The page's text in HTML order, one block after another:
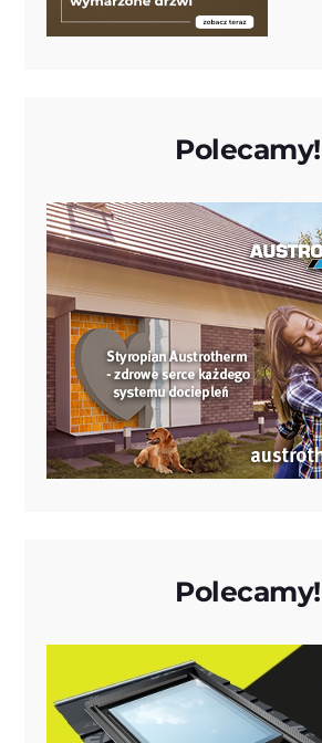
Polecamy!
Polecamy!